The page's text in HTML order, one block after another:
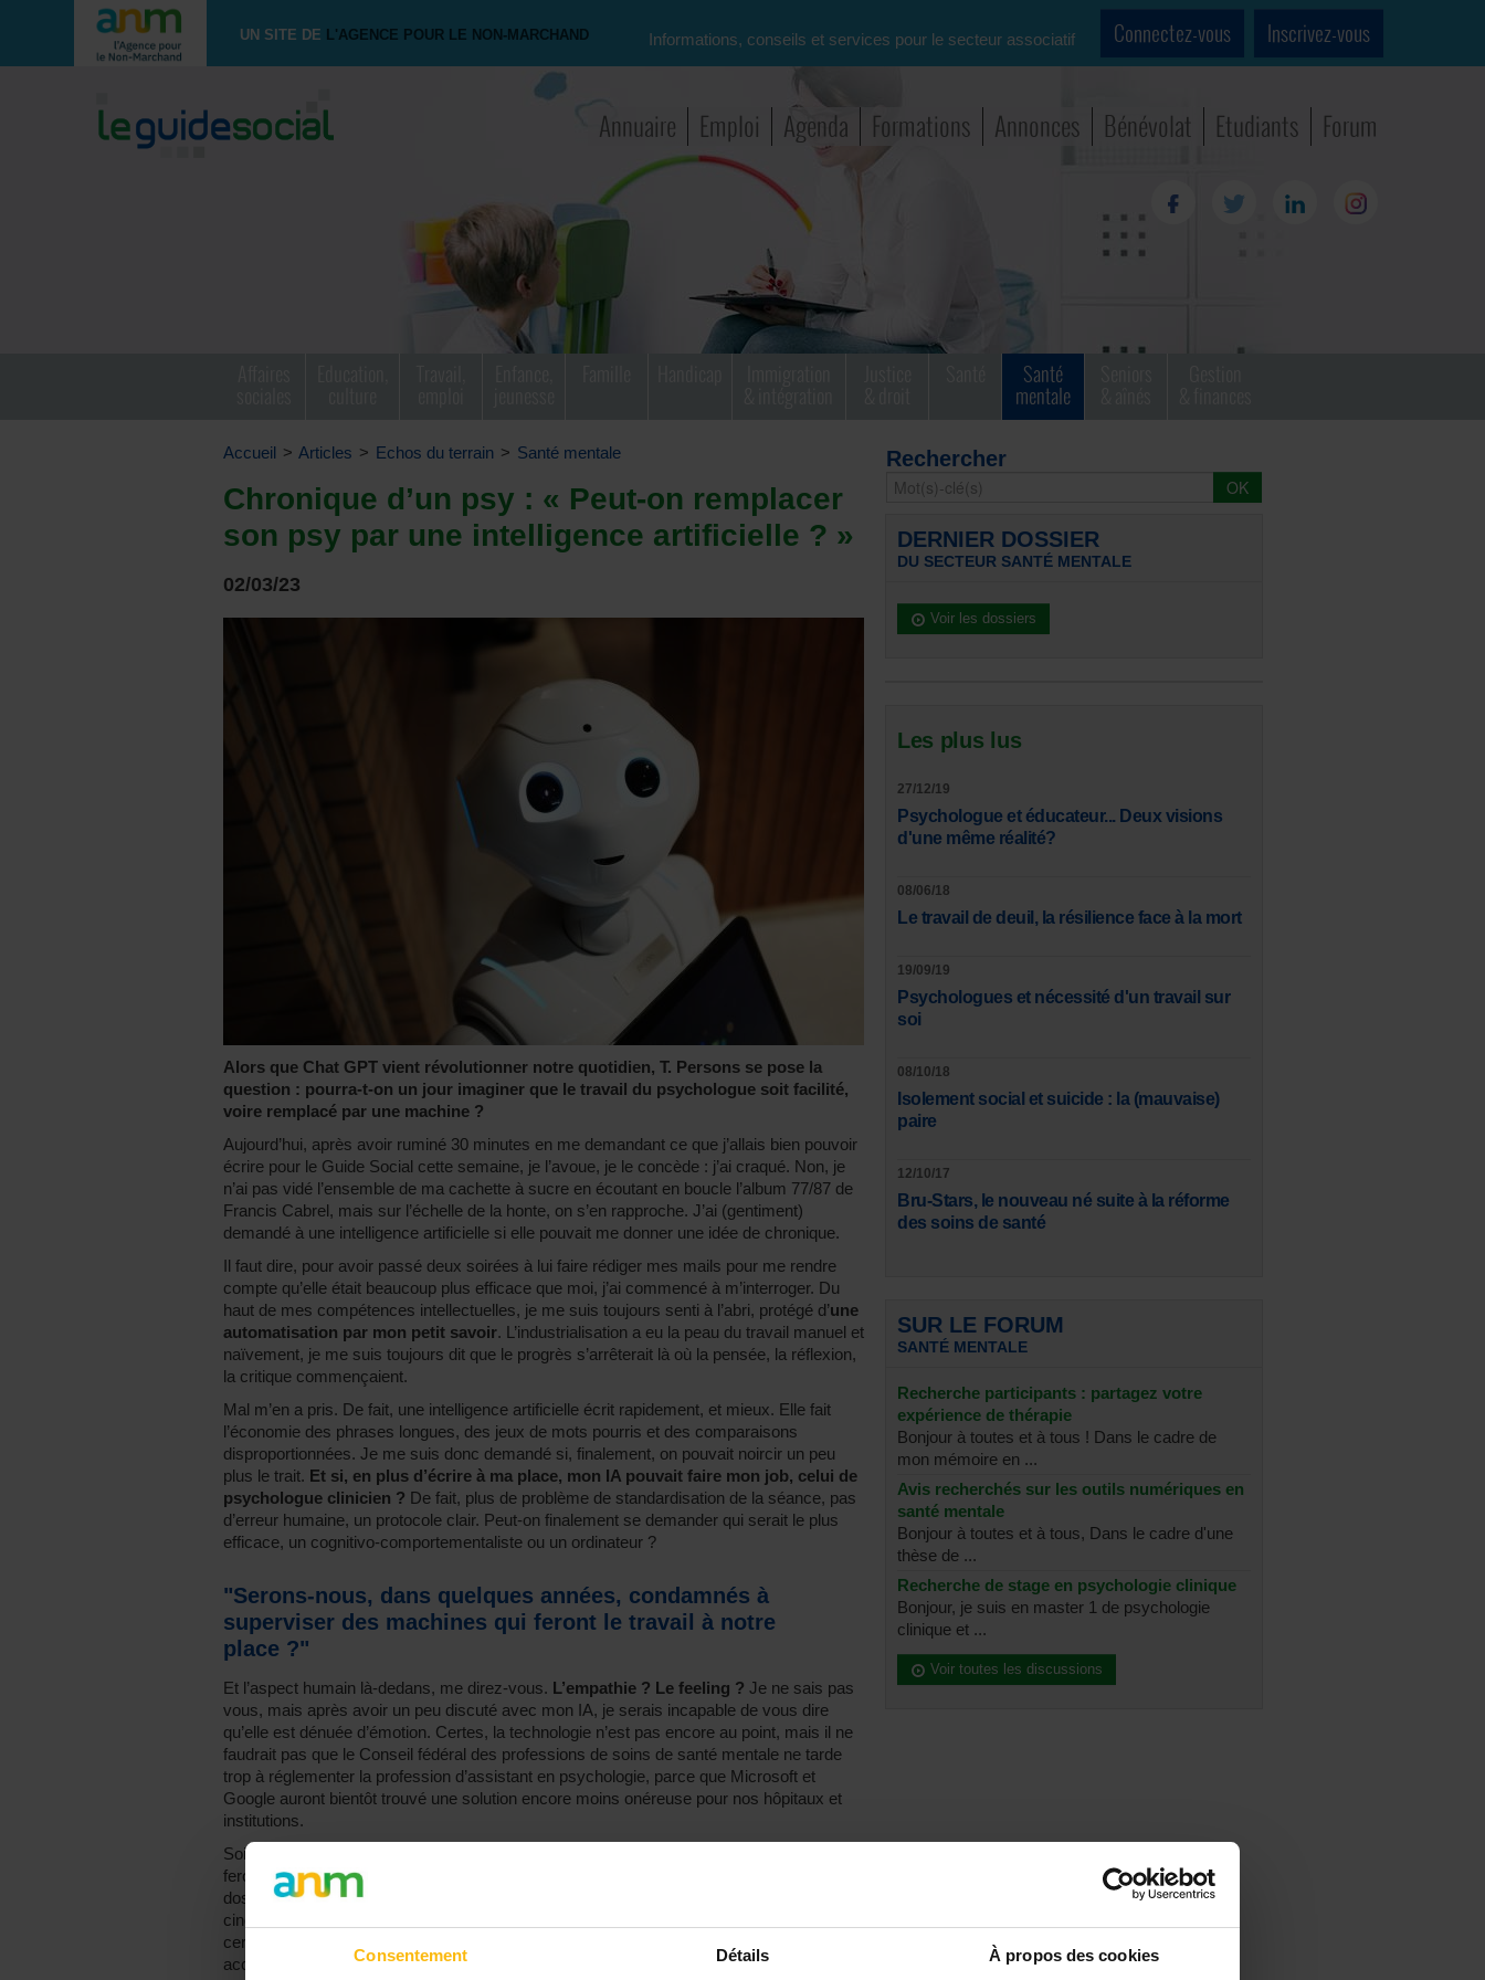
Consentement Détails À propos des cookies
UN SITE DE L'AGENCE POUR LE NON-MARCHAND Informations, conseils et services pour le secteur associatif Connectez-vous Inscrivez-vous
Annuaire Emploi Agenda Formations Annonces Bénévolat Etudiants Forum
Santé
mentale
Accueil > Articles > Echos du terrain > Santé mentale
Chronique d’un psy : « Peut-on remplacer
son psy par une intelligence artificielle ? »
02/03/23
Alors que Chat GPT vient révolutionner notre quotidien, T. Persons se pose la
question : pourra-t-on un jour imaginer que le travail du psychologue soit facilité,
voire remplacé par une machine ?
Aujourd’hui, après avoir ruminé 30 minutes en me demandant ce que j’allais bien pouvoir
écrire pour le Guide Social cette semaine, je l’avoue, je le concède : j’ai craqué. Non, je
n’ai pas vidé l’ensemble de ma cachette à sucre en écoutant en boucle l’album 77/87 de
Francis Cabrel, mais sur l’échelle de la honte, on s’en rapproche. J’ai (gentiment)
demandé à une intelligence artificielle si elle pouvait me donner une idée de chronique.
Il faut dire, pour avoir passé deux soirées à lui faire rédiger mes mails pour me rendre
compte qu’elle était beaucoup plus efficace que moi, j’ai commencé à m’interroger. Du
haut de mes compétences intellectuelles, je me suis toujours senti à l’abri, protégé d’une
automatisation par mon petit savoir. L’industrialisation a eu la peau du travail manuel et
naïvement, je me suis toujours dit que le progrès s’arrêterait là où la pensée, la réflexion,
la critique commençaient.
Mal m’en a pris. De fait, une intelligence artificielle écrit rapidement, et mieux. Elle fait
l’économie des phrases longues, des jeux de mots pourris et des comparaisons
disproportionnées. Je me suis donc demandé si, finalement, on pouvait noircir un peu
plus le trait. Et si, en plus d’écrire à ma place, mon IA pouvait faire mon job, celui de
psychologue clinicien ? De fait, plus de problème de standardisation de la séance, pas
d’erreur humaine, un protocole clair. Peut-on finalement se demander qui serait le plus
efficace, un cognitivo-comportementaliste ou un ordinateur ?
"Serons-nous, dans quelques années, condamnés à
superviser des machines qui feront le travail à notre
place ?"
Et l’aspect humain là-dedans, me direz-vous. L’empathie ? Le feeling ? Je ne sais pas
vous, mais après avoir un peu discuté avec mon IA, je serais incapable de vous dire
qu’elle est dénuée d’émotion. Certes, la technologie n’est pas encore au point, mais il ne
faudrait pas que le Conseil fédéral des professions de soins de santé mentale ne tarde
trop à réglementer la profession d’assistant en psychologie, parce que Microsoft et
Google auront bientôt trouvé une solution encore moins onéreuse pour nos hôpitaux et
institutions.
Soit, serons-nous, dans quelques années, condamnés à superviser des machines qui
feront le travail à notre place ? J’en vois déjà certain rigoler en me demandant de revoir le
dosage de mes petites pilules bleues. Faudrait-il rappeler que si l’on nous avait dit, il y a
cinq ans, que
certain·e·s collègues psy m’auraient regardé avec autant de crédit que l’on devrait
accorder à Vincent Cassel lorsqu’il nous parle de masculinité ?
Rechercher
DERNIER DOSSIER
DU SECTEUR SANTÉ MENTALE
Voir les dossiers
Les plus lus
27/12/19
Psychologue et éducateur... Deux visions
d'une même réalité?
08/06/18
Le travail de deuil, la résilience face à la mort
19/09/19
Psychologues et nécessité d'un travail sur
soi
08/10/18
Isolement social et suicide : la (mauvaise)
paire
12/10/17
Bru-Stars, le nouveau né suite à la réforme
des soins de santé
SUR LE FORUM
SANTÉ MENTALE
Recherche participants : partagez votre
expérience de thérapie
Bonjour à toutes et à tous ! Dans le cadre de
mon mémoire en ...
Avis recherchés sur les outils numériques en
santé mentale
Bonjour à toutes et à tous, Dans le cadre d'une
thèse de ...
Recherche de stage en psychologie clinique
Bonjour, je suis en master 1 de psychologie
clinique et ...
Voir toutes les discussions